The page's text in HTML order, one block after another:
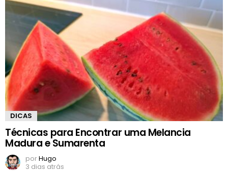
DICAS
Técnicas para Encontrar uma Melancia
Madura e Sumarenta
porHugo
3 dias atrás